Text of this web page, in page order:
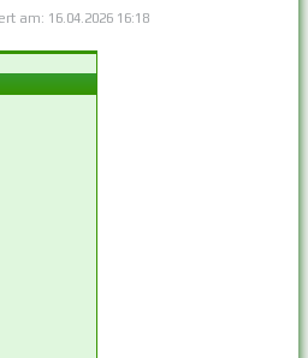
am: 16.04.2026 16:18